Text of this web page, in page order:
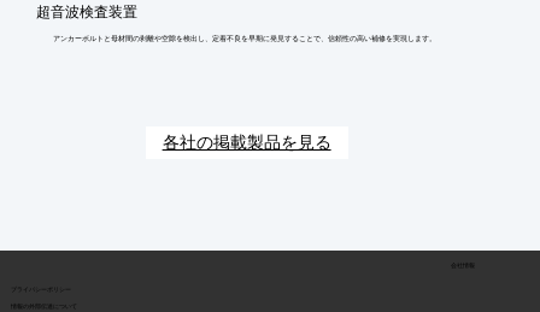
超音波検査装置
アンカーボルトと母材間の剥離や空隙を検出し、定着不良を早期に発見することで、信頼性の高い補修を実現します。
各社の掲載製品を見る
​情報の外部伝達について
会社情報